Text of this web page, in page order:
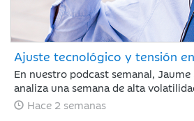
Ajuste tecnológico y tensión
En nuestro podcast semanal,
analiza una semana de alta
repunte del crudo Brent cerca de los
Hace 2 semanas